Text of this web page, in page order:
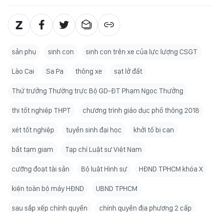
sản phụ sinh con sinh con trên xe của lực lượng CSGT
Lào Cai Sa Pa thông xe sạt lở đất
Thứ trưởng Thường trực Bộ GD-ĐT Phạm Ngọc Thưởng
thi tốt nghiệp THPT chương trình giáo dục phổ thông 2018
xét tốt nghiệp tuyển sinh đại học khởi tố bị can
bắt tạm giam Tạp chí Luật sư Việt Nam
cưỡng đoạt tài sản Bộ luật Hình sự HĐND TPHCM khóa X
kiện toàn bộ máy HĐND UBND TPHCM
sau sắp xếp chính quyền chính quyền địa phương 2 cấp